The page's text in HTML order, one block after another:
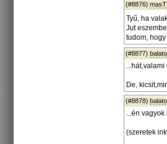
(#8876)
Tyű, ha
Jut
tudom,
(#8877)
De,
(#8878)
...én vagyok
(szeretek